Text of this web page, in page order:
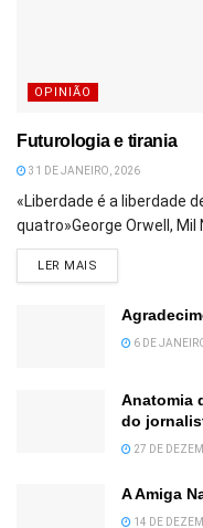
OPINIÃO
Futurologia e tirania
31 DE JANEIRO, 2026
«Liberdade é a liberdade
quatro»George Orwell, Mil
LER MAIS
6 DE
Anatomia
do
27 DE
A Amiga
14 DE